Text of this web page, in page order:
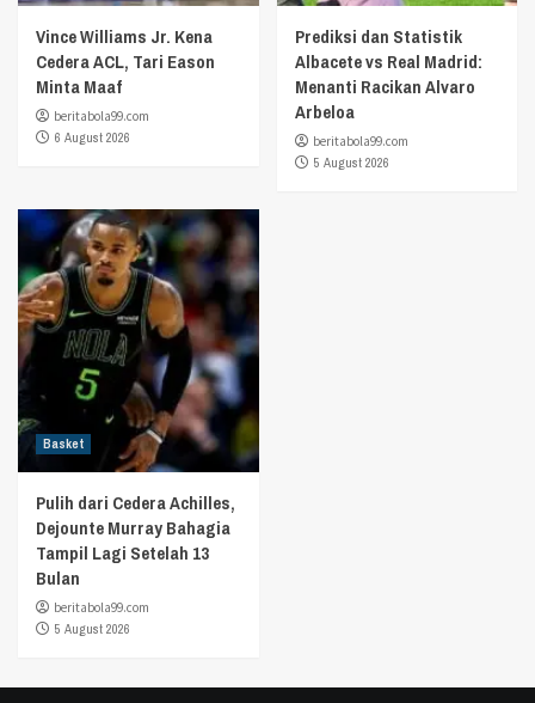
Vince Williams Jr. Kena
Cedera ACL, Tari Eason
Minta Maaf
beritabola99.com
6 August 2026
Prediksi dan Statistik
Albacete vs Real Madrid:
Menanti Racikan Alvaro
Arbeloa
beritabola99.com
5 August 2026
Basket
Pulih dari Cedera Achilles,
Dejounte Murray Bahagia
Tampil Lagi Setelah 13
Bulan
beritabola99.com
5 August 2026